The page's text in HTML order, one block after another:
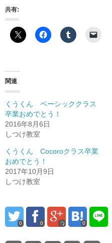
共有:
関連
くうくん ベーシッククラス
卒業おめでとう！
2016年8月6日
しつけ教室
くうくん Cocoroクラス卒業
おめでとう！
2017年10月9日
しつけ教室
0 0 0